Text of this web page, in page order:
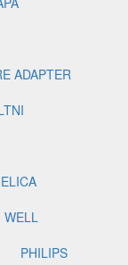
ADAPTER
ELICA
WELL
PHILIPS